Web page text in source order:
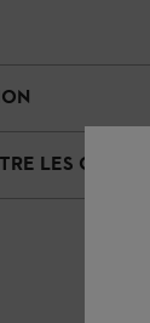
LES CHOCS